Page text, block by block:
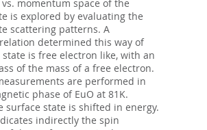
momentum space of the
is explored by evaluating the
scattering patterns. A
determined this way of
is free electron like, with an
of the mass of a free electron.
are performed in
phase of EuO at 81K.
surface state is shifted in energy.
indirectly the spin